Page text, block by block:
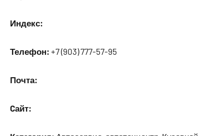
Индекс:
Телефон: +7 (903) 777-57-95
Почта:
Cайт: